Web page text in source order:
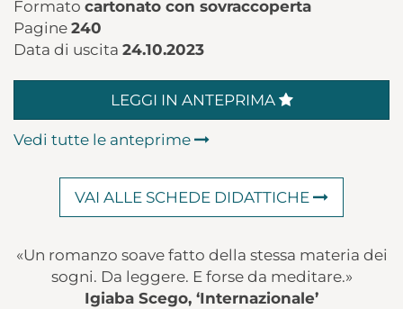
Formato cartonato con sovraccoperta
Pagine 240
Data di uscita 24.10.2023
LEGGI IN ANTEPRIMA
Vedi tutte le anteprime
VAI ALLE SCHEDE DIDATTICHE
«Un romanzo soave fatto della stessa materia dei
sogni. Da leggere. E forse da meditare.»
Igiaba Scego, ‘Internazionale’